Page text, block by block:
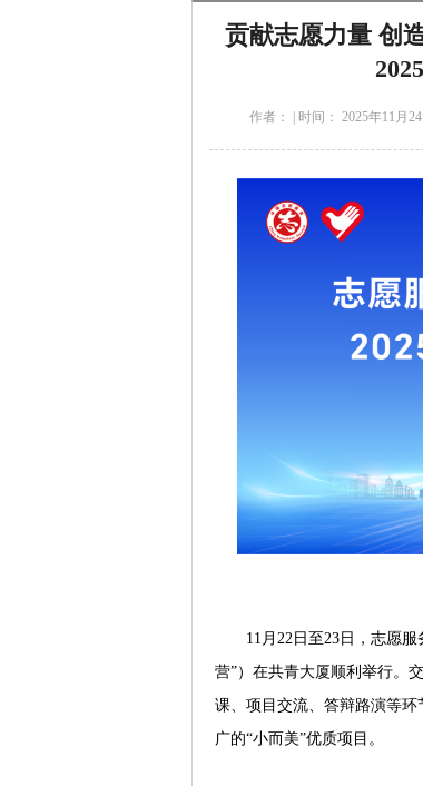
贡献志愿力量 创
作者： 时间： 2025年11月
11月22日至23日，志愿
营”）在共青大厦顺利举行。
课、项目交流、答辩路演等
广的“小而美”优质项目。